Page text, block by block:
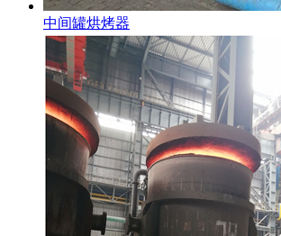
中间罐烘烤器